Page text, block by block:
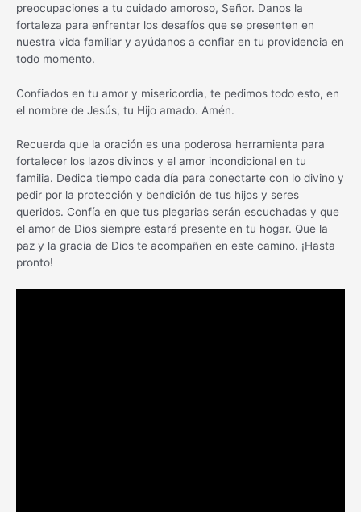
preocupaciones a tu cuidado amoroso, Señor. Danos la
fortaleza para enfrentar los desafíos que se presenten en
nuestra vida familiar y ayúdanos a confiar en tu providencia en
todo momento.
Confiados en tu amor y misericordia, te pedimos todo esto, en
el nombre de Jesús, tu Hijo amado. Amén.
Recuerda que la oración es una poderosa herramienta para
fortalecer los lazos divinos y el amor incondicional en tu
familia. Dedica tiempo cada día para conectarte con lo divino y
pedir por la protección y bendición de tus hijos y seres
queridos. Confía en que tus plegarias serán escuchadas y que
el amor de Dios siempre estará presente en tu hogar. Que la
paz y la gracia de Dios te acompañen en este camino. ¡Hasta
pronto!